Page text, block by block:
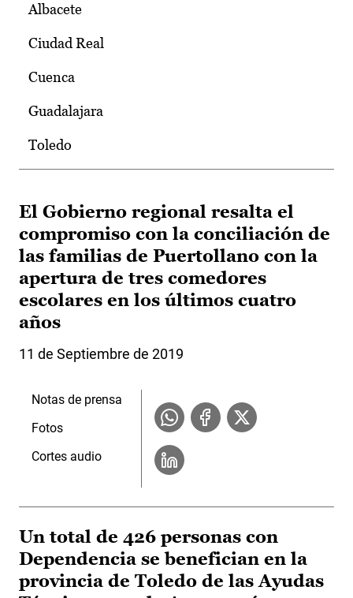
Albacete
Ciudad Real
Cuenca
Guadalajara
Toledo
El Gobierno regional resalta el
compromiso con la conciliación de
las familias de Puertollano con la
apertura de tres comedores
escolares en los últimos cuatro
años
11 de Septiembre de 2019
Notas de prensa
Fotos
Cortes audio
Un total de 426 personas con
Dependencia se benefician en la
provincia de Toledo de las Ayudas